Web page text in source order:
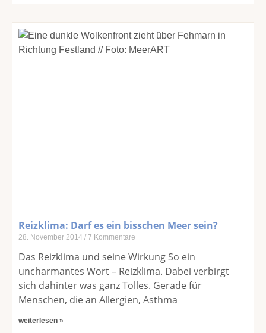
Reizklima: Darf es ein bisschen Meer sein?
28. November 2014 7 Kommentare
Das Reizklima und seine Wirkung So ein
uncharmantes Wort – Reizklima. Dabei verbirgt
sich dahinter was ganz Tolles. Gerade für
Menschen, die an Allergien, Asthma
weiterlesen »